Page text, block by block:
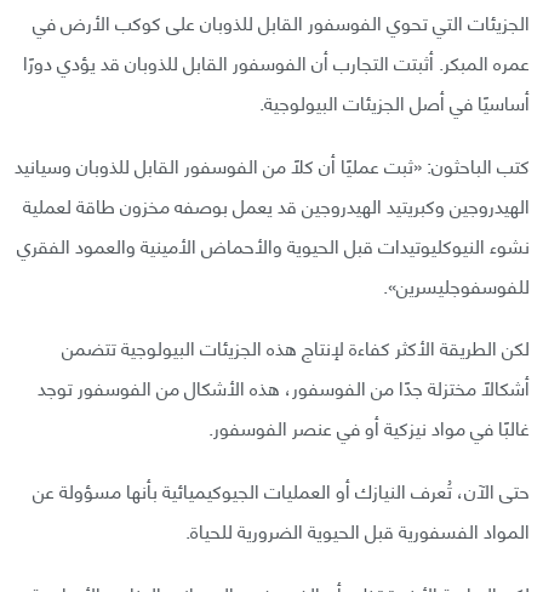
الجزيئات التي تحوي الفوسفور القابل للذوبان على كوكب الأرض في
عمره المبكر. أثبتت التجارب أن الفوسفور القابل للذوبان قد يؤدي دورًا
أساسيًا في أصل الجزيئات البيولوجية.
كتب الباحثون: «ثبت عمليًا أن كلًا من الفوسفور القابل للذوبان وسيانيد
الهيدروجين وكبريتيد الهيدروجين قد يعمل بوصفه مخزون طاقة لعملية
نشوء النيوكليوتيدات قبل الحيوية والأحماض الأمينية والعمود الفقري
للفوسفوجليسرين».
لكن الطريقة الأكثر كفاءة لإنتاج هذه الجزيئات البيولوجية تتضمن
أشكالًا مختزلة جدًا من الفوسفور، هذه الأشكال من الفوسفور توجد
غالبًا في مواد نيزكية أو في عنصر الفوسفور.
حتى الآن، تُعرف النيازك أو العمليات الجيوكيميائية بأنها مسؤولة عن
المواد الفسفورية قبل الحيوية الضرورية للحياة.